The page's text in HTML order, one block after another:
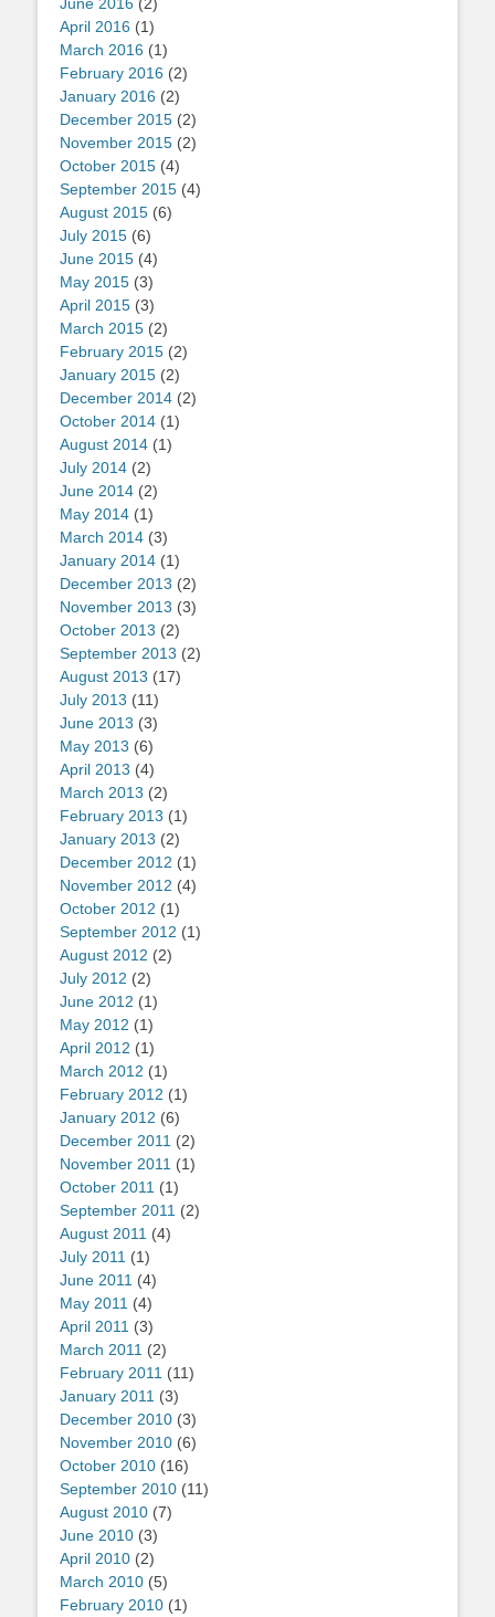
April 2016 (1)
March 2016 (1)
February 2016 (2)
January 2016 (2)
December 2015 (2)
November 2015 (2)
October 2015 (4)
September 2015 (4)
August 2015 (6)
July 2015 (6)
June 2015 (4)
May 2015 (3)
April 2015 (3)
March 2015 (2)
February 2015 (2)
January 2015 (2)
December 2014 (2)
October 2014 (1)
August 2014 (1)
July 2014 (2)
June 2014 (2)
May 2014 (1)
March 2014 (3)
January 2014 (1)
December 2013 (2)
November 2013 (3)
October 2013 (2)
September 2013 (2)
August 2013 (17)
July 2013 (11)
June 2013 (3)
May 2013 (6)
April 2013 (4)
March 2013 (2)
February 2013 (1)
January 2013 (2)
December 2012 (1)
November 2012 (4)
October 2012 (1)
September 2012 (1)
August 2012 (2)
July 2012 (2)
June 2012 (1)
May 2012 (1)
April 2012 (1)
March 2012 (1)
February 2012 (1)
January 2012 (6)
December 2011 (2)
November 2011 (1)
October 2011 (1)
September 2011 (2)
August 2011 (4)
July 2011 (1)
June 2011 (4)
May 2011 (4)
April 2011 (3)
March 2011 (2)
February 2011 (11)
January 2011 (3)
December 2010 (3)
November 2010 (6)
October 2010 (16)
September 2010 (11)
August 2010 (7)
June 2010 (3)
April 2010 (2)
March 2010 (5)
February 2010 (1)